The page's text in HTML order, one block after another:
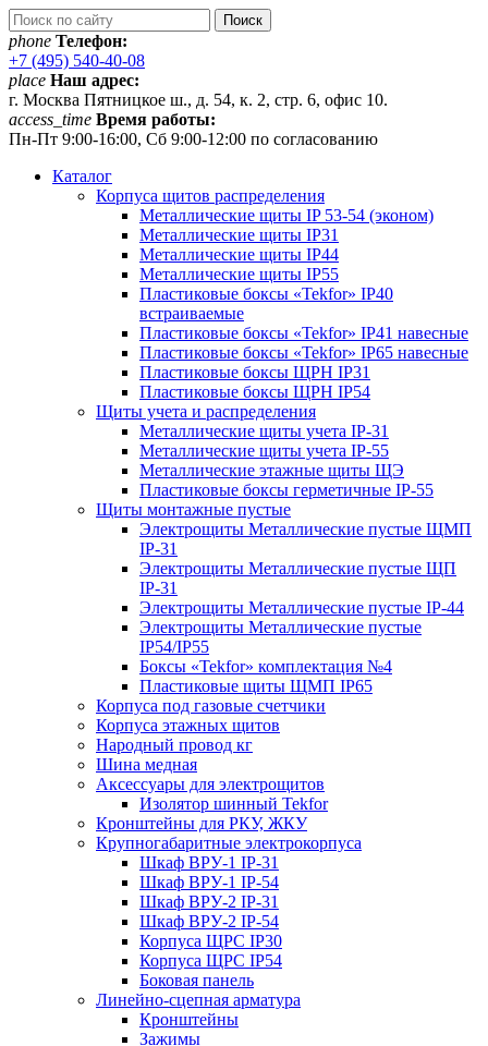
phone Телефон:
+7 (495) 540-40-08
place Наш адрес:
г. Москва Пятницкое ш., д. 54, к. 2, стр. 6, офис 10.
access_time Время работы:
Пн-Пт 9:00-16:00, Сб 9:00-12:00 по согласованию
Каталог
Корпуса щитов распределения
Металлические щиты IP 53-54 (эконом)
Металлические щиты IP31
Металлические щиты IP44
Металлические щиты IP55
Пластиковые боксы «Tekfor» IP40
встраиваемые
Пластиковые боксы «Tekfor» IP41 навесные
Пластиковые боксы «Tekfor» IP65 навесные
Пластиковые боксы ЩРН IP31
Пластиковые боксы ЩРН IP54
Щиты учета и распределения
Металлические щиты учета IP-31
Металлические щиты учета IP-55
Металлические этажные щиты ЩЭ
Пластиковые боксы герметичные IP-55
Щиты монтажные пустые
Электрощиты Металлические пустые ЩМП
IP-31
Электрощиты Металлические пустые ЩП
IP-31
Электрощиты Металлические пустые IP-44
Электрощиты Металлические пустые
IP54/IP55
Боксы «Tekfor» комплектация №4
Пластиковые щиты ЩМП IP65
Корпуса под газовые счетчики
Корпуса этажных щитов
Народный провод кг
Шина медная
Аксессуары для электрощитов
Изолятор шинный Tekfor
Кронштейны для РКУ, ЖКУ
Крупногабаритные электрокорпуса
Шкаф ВРУ-1 IP-31
Шкаф ВРУ-1 IP-54
Шкаф ВРУ-2 IP-31
Шкаф ВРУ-2 IP-54
Корпуса ЩРС IP30
Корпуса ЩРС IP54
Боковая панель
Линейно-сцепная арматура
Кронштейны
Зажимы